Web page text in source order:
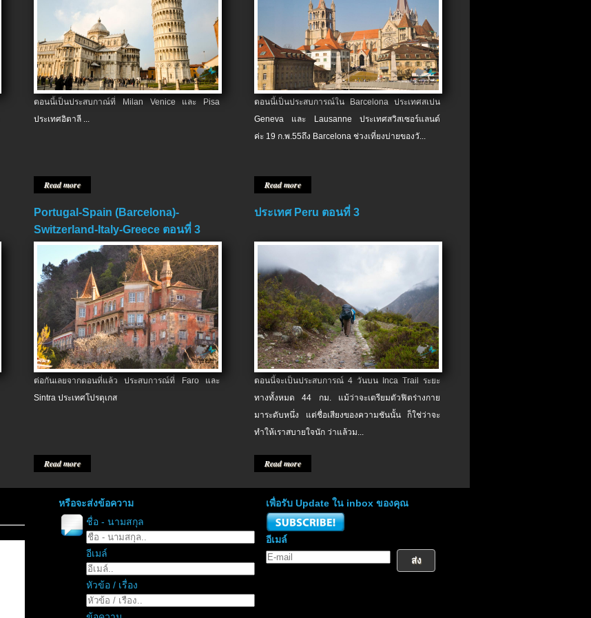
ตอนนี้เป็นประสบกาณ์ที่ Milan Venice และ Pisa
ประเทศอิตาลี ...
Read more
ตอนนี้เป็นประสบการณ์ใน Barcelona ประเทศสเปน
Geneva และ Lausanne ประเทศสวิสเซอร์แลนด์
ค่ะ 19 ก.พ.​55ถึง Barcelona ช่วงเที่ยงบ่ายของวั...
Read more
Portugal-Spain (Barcelona)-
Switzerland-Italy-Greece ตอนที่ 3
ต่อกันเลยจากตอนที่แล้ว ประสบการณ์ที่ Faro และ
Sintra ประเทศโปรตุเกส
Read more
ประเทศ Peru ตอนที่ 3
ตอนนี้จะเป็นประสบการณ์ 4 วันบน Inca Trail ระยะ
ทางทั้งหมด 44 กม. แม้ว่าจะเตรียมตัวฟิตร่างกาย
มาระดับหนึ่ง แต่ชื่อเสียงของความชันนั้น ก็ใช่ว่าจะ
ทำให้เราสบายใจนัก ว่าแล้วม...
Read more
หรือจะส่งข้อความ
ชื่อ - นามสกุล
อีเมล์
หัวข้อ / เรื่อง
เพื่อรับ Update ใน inbox ของคุณ
อีเมล์
ส่ง